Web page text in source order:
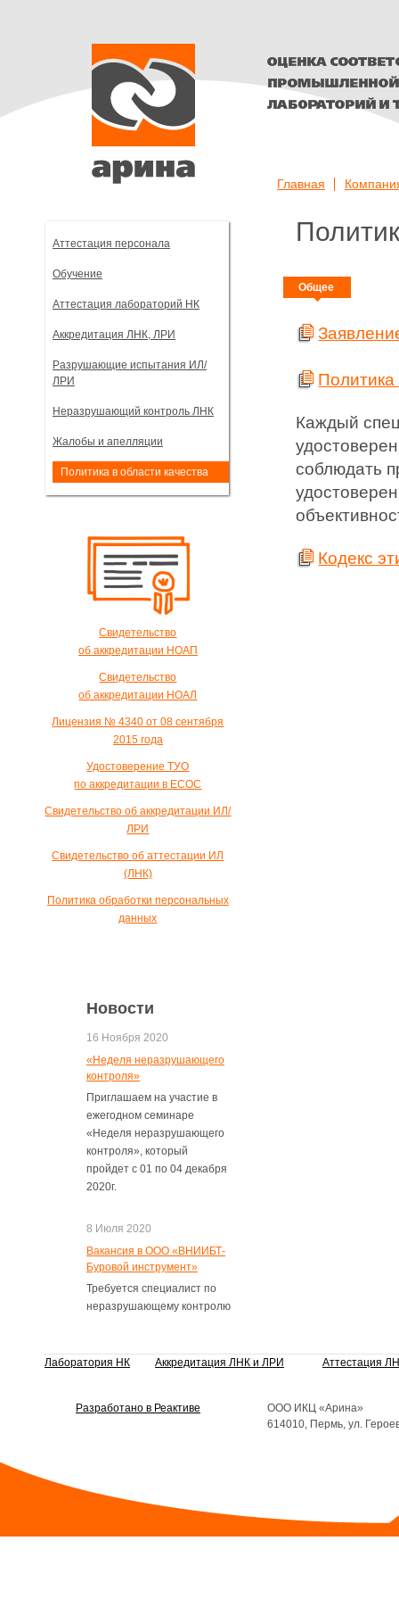
Арина
Оценка соответствия
Главная
Аттестация персонала
Обучение
Аттестация лабораторий НК
Аккредитация ЛНК, ЛРИ
Разрушающие испытания ИЛ/
ЛРИ
Неразрушающий контроль ЛНК
Жалобы и апелляции
Политика в области качества
Свидетельство
об аккредитации НОАП
Свидетельство
об аккредитации НОАЛ
Лицензия № 4340 от 08 сентября
2015 года
Удостоверение ТУО
по аккредитации в ЕСОС
Свидетельство об аккредитации ИЛ/
ЛРИ
Свидетельство об аттестации ИЛ
(ЛНК)
Политика обработки персональных
данных
Новости
16 Ноября 2020
«Неделя неразрушающего
контроля»
Приглашаем на участие в
ежегодном семинаре
«Неделя неразрушающего
контроля», который
пройдет с 01 по 04 декабря
2020г.
8 Июля 2020
Вакансия в ООО «ВНИИБТ-
Буровой инструмент»
Требуется специалист по
неразрушающему контролю
Общее
Политика
Каждый
соблюдать
Кодекс
Лаборатория НК Аккредитация ЛНК и ЛРИ Аттестация
Разработано в Реактиве
ООО ИКЦ «Арина»
614010, Пермь, ул.